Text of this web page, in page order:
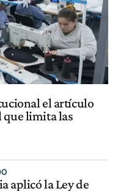
el artículo
que limita las
aplicó la Ley de